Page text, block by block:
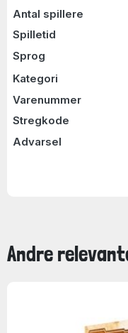
Antal spillere
Spilletid
Sprog
Kategori
Varenummer
Stregkode
Advarsel
Andre